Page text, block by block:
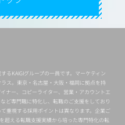
るKAIGIグループの一員です。マーケティン
ス。東京・名古屋・大阪・福岡に拠点を持
ナー、コピーライター、営業・アカウントエ
ど専門職に特化し、転職のご支援をしており
重視する採用ポイントは異なります。企業ご
超える転職支援実績から培った専門特化の転